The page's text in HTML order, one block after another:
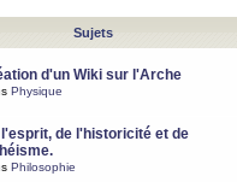
Sujets
d'un Wiki sur l'Arche
Physique
l'esprit, de l'historicité et de
Philosophie